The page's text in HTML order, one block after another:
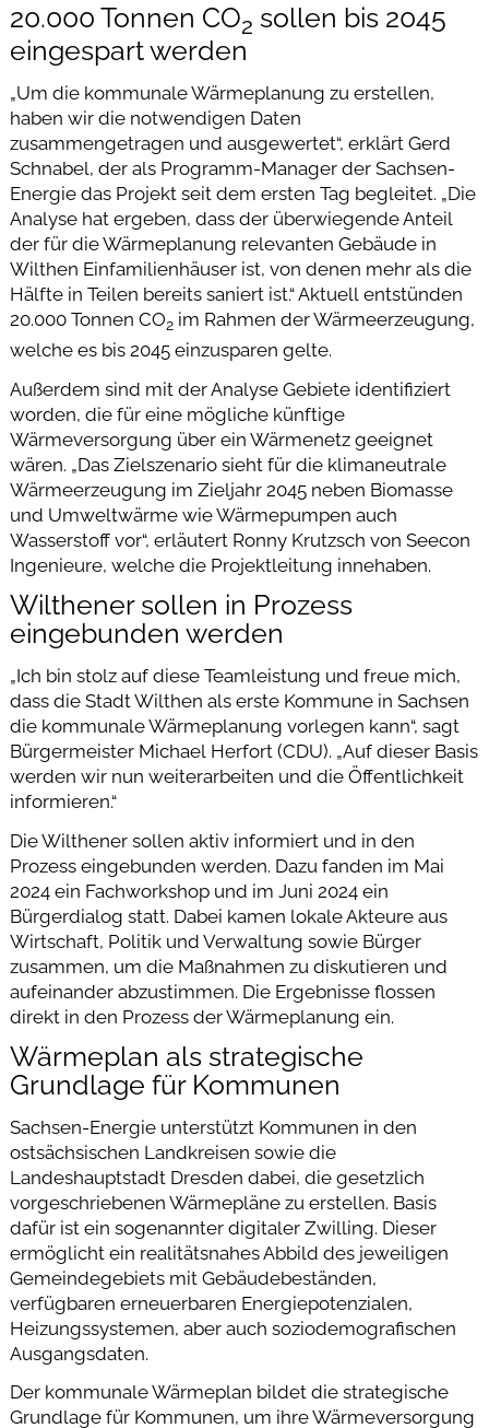
20.000 Tonnen CO2 sollen bis 2045
eingespart werden
„Um die kommunale Wärmeplanung zu erstellen,
haben wir die notwendigen Daten
zusammengetragen und ausgewertet“, erklärt Gerd
Schnabel, der als Programm-Manager der Sachsen-
Energie das Projekt seit dem ersten Tag begleitet. „Die
Analyse hat ergeben, dass der überwiegende Anteil
der für die Wärmeplanung relevanten Gebäude in
Wilthen Einfamilienhäuser ist, von denen mehr als die
Hälfte in Teilen bereits saniert ist.“ Aktuell entstünden
20.000 Tonnen CO2im Rahmen der Wärmeerzeugung,
welche es bis 2045 einzusparen gelte.
Außerdem sind mit der Analyse Gebiete identifiziert
worden, die für eine mögliche künftige
Wärmeversorgung über ein Wärmenetz geeignet
wären. „Das Zielszenario sieht für die klimaneutrale
Wärmeerzeugung im Zieljahr 2045 neben Biomasse
und Umweltwärme wie Wärmepumpen auch
Wasserstoff vor“, erläutert Ronny Krutzsch von Seecon
Ingenieure, welche die Projektleitung innehaben.
Wilthener sollen in Prozess
eingebunden werden
„Ich bin stolz auf diese Teamleistung und freue mich,
dass die Stadt Wilthen als erste Kommune in Sachsen
die kommunale Wärmeplanung vorlegen kann“, sagt
Bürgermeister Michael Herfort (CDU). „Auf dieser Basis
werden wir nun weiterarbeiten und die Öffentlichkeit
informieren.“
Die Wilthener sollen aktiv informiert und in den
Prozess eingebunden werden. Dazu fanden im Mai
2024 ein Fachworkshop und im Juni 2024 ein
Bürgerdialog statt. Dabei kamen lokale Akteure aus
Wirtschaft, Politik und Verwaltung sowie Bürger
zusammen, um die Maßnahmen zu diskutieren und
aufeinander abzustimmen. Die Ergebnisse flossen
direkt in den Prozess der Wärmeplanung ein.
Wärmeplan als strategische
Grundlage für Kommunen
Sachsen-Energie unterstützt Kommunen in den
ostsächsischen Landkreisen sowie die
Landeshauptstadt Dresden dabei, die gesetzlich
vorgeschriebenen Wärmepläne zu erstellen. Basis
dafür ist ein sogenannter digitaler Zwilling. Dieser
ermöglicht ein realitätsnahes Abbild des jeweiligen
Gemeindegebiets mit Gebäudebeständen,
verfügbaren erneuerbaren Energiepotenzialen,
Heizungssystemen, aber auch soziodemografischen
Ausgangsdaten.
Der kommunale Wärmeplan bildet die strategische
Grundlage für Kommunen, um ihre Wärmeversorgung